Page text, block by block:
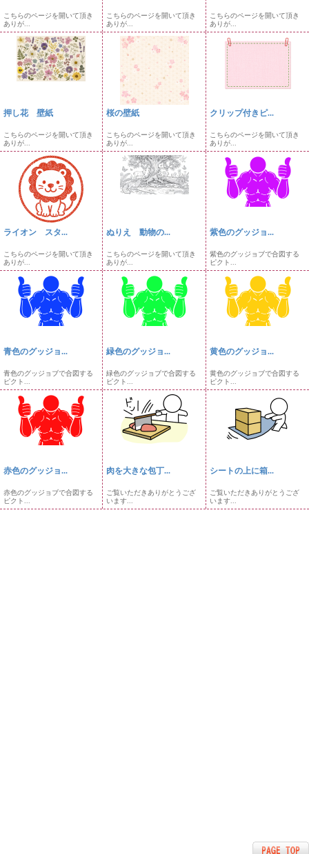
こちらのページを開いて頂き
ありが...
こちらのページを開いて頂き
ありが...
こちらのページを開いて頂き
ありが...
押し花 壁紙
こちらのページを開いて頂き
ありが...
桜の壁紙
こちらのページを開いて頂き
ありが...
クリップ付きピ...
こちらのページを開いて頂き
ありが...
ライオン スタ...
こちらのページを開いて頂き
ありが...
ぬりえ 動物の...
こちらのページを開いて頂き
ありが...
紫色のグッジョ...
紫色のグッジョブで合図する
ピクト...
青色のグッジョ...
青色のグッジョブで合図する
ピクト...
緑色のグッジョ...
緑色のグッジョブで合図する
ピクト...
黄色のグッジョ...
黄色のグッジョブで合図する
ピクト...
赤色のグッジョ...
赤色のグッジョブで合図する
ピクト...
肉を大きな包丁...
ご覧いただきありがとうござ
います...
シートの上に箱...
ご覧いただきありがとうござ
います...